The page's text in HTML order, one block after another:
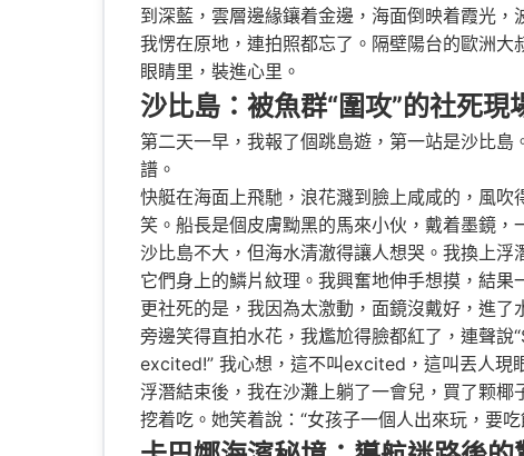
到深藍，雲層邊緣鑲着金邊，海面倒映着霞光，
我愣在原地，連拍照都忘了。隔壁陽台的歐洲
眼睛里，裝進心里。
沙比島：被魚群“圍攻”的社死現
第二天一早，我報了個跳島遊，第一站是沙比
譜。
快艇在海面上飛馳，浪花濺到臉上咸咸的，風
笑。船長是個皮膚黝黑的馬來小伙，戴着墨鏡
沙比島不大，但海水清澈得讓人想哭。我換上
它們身上的鱗片紋理。我興奮地伸手想摸，結
更社死的是，我因為太激動，面鏡沒戴好，進
旁邊笑得直拍水花，我尷尬得臉都紅了，連聲
excited!” 我心想，這不叫excited，這叫丟人現
浮潛結束後，我在沙灘上躺了一會兒，買了颗
挖着吃。她笑着說：“女孩子一個人出來玩，要